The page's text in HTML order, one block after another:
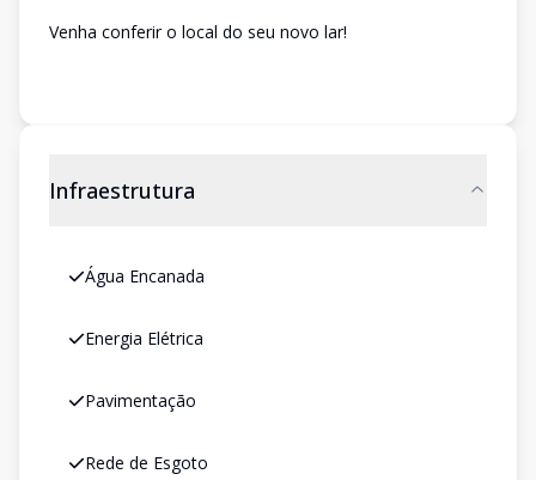
Venha conferir o local do seu novo lar!
Infraestrutura
Água Encanada
Energia Elétrica
Pavimentação
Rede de Esgoto